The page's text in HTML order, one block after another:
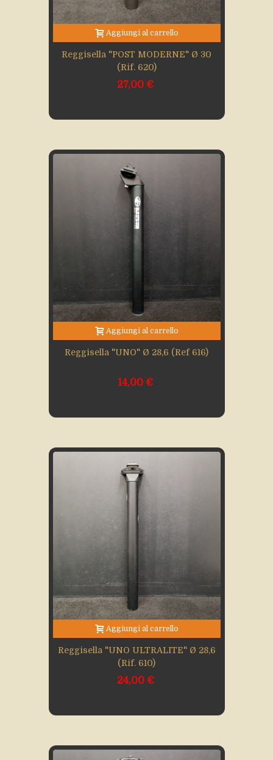
Aggiungi al carrello
Reggisella "POST MODERNE" Ø 30
(rif. 620)
27,00 €
Aggiungi al carrello
Reggisella "UNO" Ø 28,6 (Ref 616)
14,00 €
Aggiungi al carrello
Reggisella "UNO ULTRALITE" Ø 28,6
(rif. 610)
24,00 €